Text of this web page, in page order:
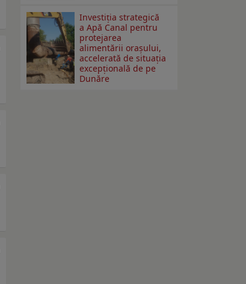
Investiția strategică
a Apă Canal pentru
protejarea
alimentării orașului,
accelerată de situația
excepțională de pe
Dunăre